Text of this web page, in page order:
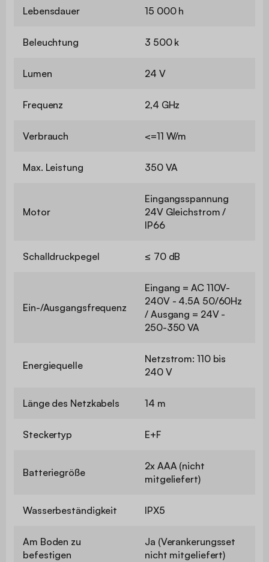
Lebensdauer 15 000 h
Beleuchtung 3 500 k
Lumen 24 V
Frequenz 2,4 GHz
Verbrauch <=11 W/m
Max. Leistung 350 VA
Motor
Eingangsspannung
24V Gleichstrom /
IP66
Schalldruckpegel ≤ 70 dB
Ein-/Ausgangsfrequenz
Eingang = AC 110V-
240V - 4.5A 50/60Hz
/ Ausgang = 24V -
250-350 VA
Energiequelle
Netzstrom: 110 bis
240 V
Länge des Netzkabels 14 m
Steckertyp E+F
Batteriegröße
2x AAA (nicht
mitgeliefert)
Wasserbeständigkeit IPX5
Am Boden zu
befestigen
Ja (Verankerungsset
nicht mitgeliefert)